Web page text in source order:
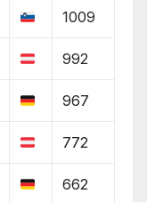
1009
992
967
772
662